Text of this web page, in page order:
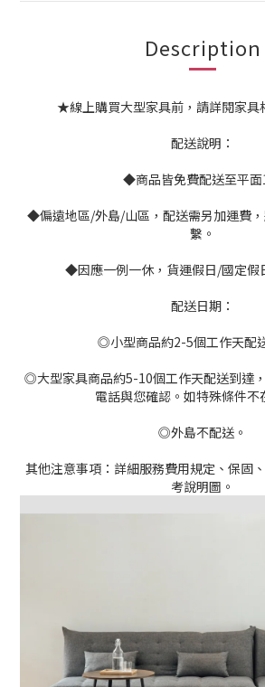
Description
★線上購買大型家具前，請詳閱家
配送說明：
◆商品皆免費配送至平面
◆偏遠地區/外島/山區，配送需另加運費
繫。
◆因應一例一休，貨運假日/國定假
配送日期：
◎小型商品約2-5個工作天配
◎大型家具商品約5-10個工作天配送到達
電話與您確認。如特殊條件不
◎外島不配送。
其他注意事項：詳細服務費用規定、保固
考說明圖。